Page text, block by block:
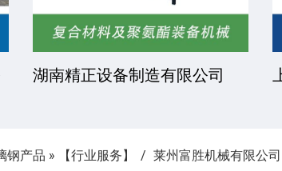
湖南精正设备制造有限公司
钢产品 » 【行业服务】 莱州富胜机械有限公司